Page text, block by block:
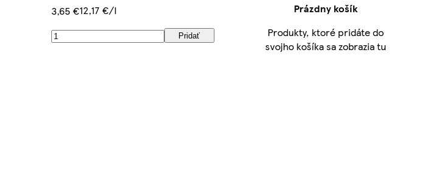
3,65 €12,17 €/l
Pridať
Prázdny košík
Produkty, ktoré pridáte do
svojho košíka sa zobrazia tu